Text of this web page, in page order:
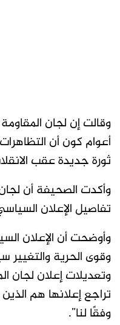
أعوام كون أن
ثورة جديدة عقب
وأكدت الصحيفة أن
تفاصيل الإعلان
وأوضحت أن الإعلان
وقوى الحرية
وتعديلات إعلان لجان
تراجع إعلانها هم
وفقًا لنا”.